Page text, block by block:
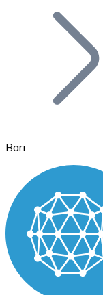
Bitcoin
Ethereum
ETH
Bari